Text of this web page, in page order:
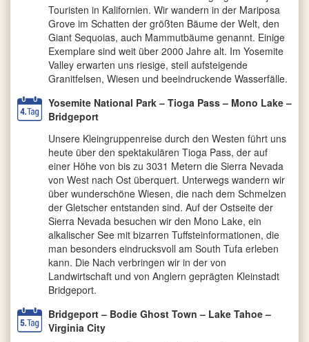
Touristen in Kalifornien. Wir wandern in der Mariposa
Grove im Schatten der größten Bäume der Welt, den
Giant Sequoias, auch Mammutbäume genannt. Einige
Exemplare sind weit über 2000 Jahre alt. Im Yosemite
Valley erwarten uns riesige, steil aufsteigende
Granitfelsen, Wiesen und beeindruckende Wasserfälle.
Yosemite National Park – Tioga Pass – Mono Lake –
Bridgeport
Unsere Kleingruppenreise durch den Westen führt uns
heute über den spektakulären Tioga Pass, der auf
einer Höhe von bis zu 3031 Metern die Sierra Nevada
von West nach Ost überquert. Unterwegs wandern wir
über wunderschöne Wiesen, die nach dem Schmelzen
der Gletscher entstanden sind. Auf der Ostseite der
Sierra Nevada besuchen wir den Mono Lake, ein
alkalischer See mit bizarren Tuffsteinformationen, die
man besonders eindrucksvoll am South Tufa erleben
kann. Die Nach verbringen wir in der von
Landwirtschaft und von Anglern geprägten Kleinstadt
Bridgeport.
Bridgeport – Bodie Ghost Town – Lake Tahoe –
Virginia City